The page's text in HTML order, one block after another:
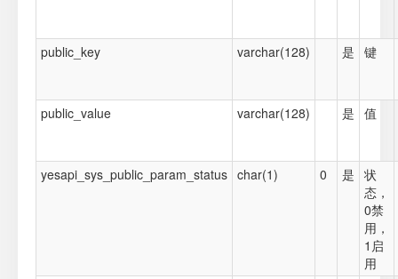
public_key varchar(128) 是 键
public_value varchar(128) 是 值
yesapi_sys_public_param_status char(1) 0 是 状
态，
0禁
用，
1启
用